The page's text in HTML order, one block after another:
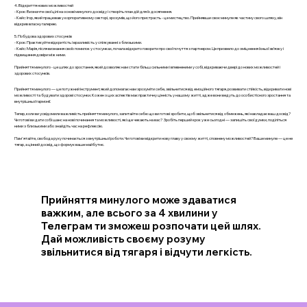
4. Відкриття нових можливостей
- Крок: Визначте свої цілі на основі минулого досвіду і створіть план дій для їх досягнення.
- Кейс: Ігор, який працював у корпоративному секторі, зрозумів, що його пристрасть - це мистецтво. Прийнявши своє минуле як частину свого шляху, він
відкрив власну галерею.
5. Побудова здорових стосунків
- Крок: Практикуйте відкритість і вразливість у спілкуванні з близькими.
- Кейс: Марія, після визнання своїх помилок у стосунках, почала відкрито говорити про свої почуття з партнером. Це призвело до зміцнення їхньої зв’язку і
підвищення довіри між ними.
Прийняття минулого - це шлях до зростання, який дозволяє нам стати більш сильними і впевненими у собі, відкриваючи двері до нових можливостей і
здорових стосунків.
Прийняття минулого — це потужний інструмент, який допомагає нам зрозуміти себе, звільнитися від емоційного тягаря, розвивати стійкість, відкривати нові
можливості та будувати здорові стосунки. Кожен з цих аспектів має практичну цінність у нашому житті, адже вони ведуть до особистісного зростання та
внутрішньої гармонії.
Тепер, коли ви усвідомили важливість прийняття минулого, запитайте себе: що ви готові зробити, щоб звільнитися від обмежень, які накладає ваш досвід?
Чи готові ви дати собі шанс на нові починання та можливості, які ще чекають на вас? Зробіть перший крок уже сьогодні — запишіть свої думки, поділіться
ними з близькими або знайдіть час на рефлексію.
Пам'ятайте, свобода руху починається з внутрішньої роботи. Чи готові ви відкрити нову главу у своєму житті, сповнену можливостей? Ваше минуле — це не
тягар, а цінний досвід, що формує ваше майбутнє.
Прийняття минулого може здаватися
важким, але всього за 4 хвилини у
Телеграм ти зможеш розпочати цей шлях.
Дай можливість своєму розуму
звільнитися від тягаря і відчути легкість.